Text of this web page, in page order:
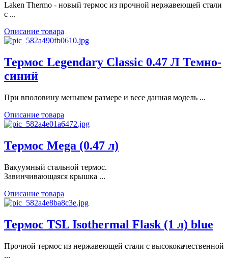
Laken Thermo - новый термос из прочной нержавеющей стали
с ...
Описание товара
Термос Legendary Classic 0.47 Л Темно-
синий
При вполовину меньшем размере и весе данная модель ...
Описание товара
Термос Mega (0.47 л)
Вакуумный стальной термос.
Завинчивающаяся крышка ...
Описание товара
Термос TSL Isothermal Flask (1 л) blue
Прочной термос из нержавеющей стали с высококачественной
...